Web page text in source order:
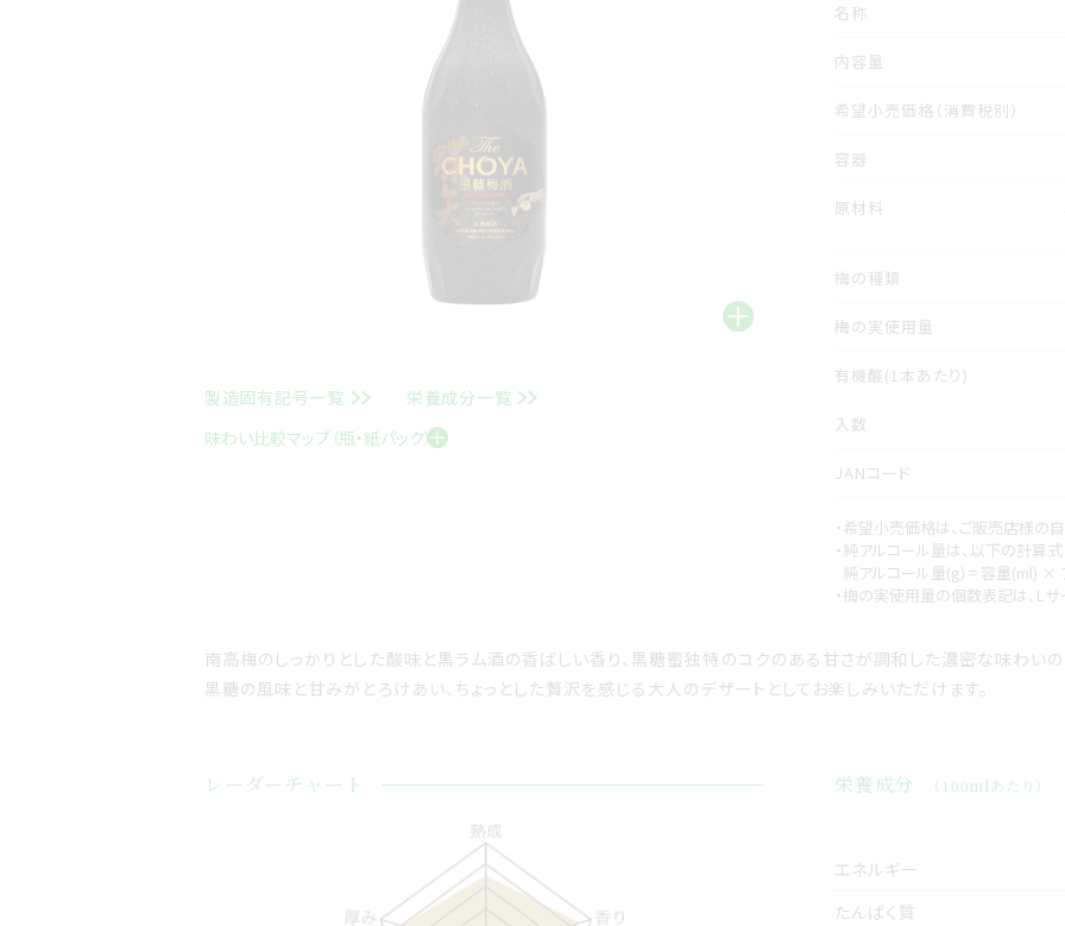
製造固有記号一覧
栄養成分一覧
味わい比較マップ（瓶・紙パック）
名称
内容量
希望小売価格 （消費税別）
容器
原材料
梅の種類
梅の実使用量
有機酸(1本あたり)
入数
JANコード
・希望小売価格は、ご販売店様の
・純アルコール量は、以下の計算
純アルコール量(g) = 容量(ml)
・梅の実使用量の個数表記は、L
南高梅のしっかりとした酸味と黒ラム酒の香ばしい香り、黒糖蜜独特のコクのある甘さが調和した濃密な味わい
黒糖の風味と甘みがとろけあい、ちょっとした贅沢を感じる大人のデザートとしてお楽しみいただけます。
レーダーチャート 栄養成分 （100mlあたり）
エネルギー
たんぱく質